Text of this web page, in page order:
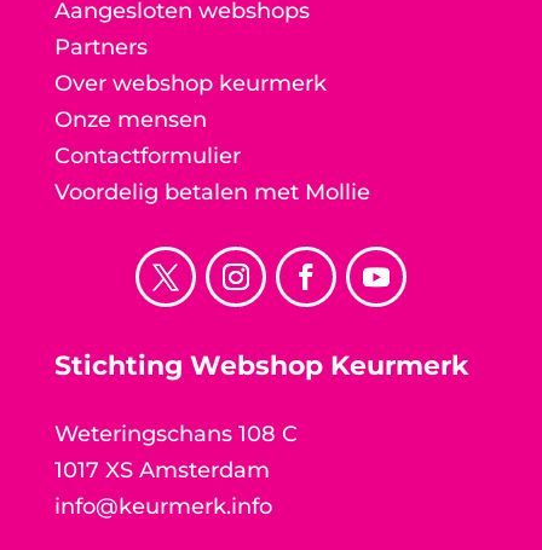
Aangesloten webshops
Partners
Over webshop keurmerk
Onze mensen
Contactformulier
Voordelig betalen met Mollie
Stichting Webshop Keurmerk
Weteringschans 108 C
1017 XS Amsterdam
info@keurmerk.info